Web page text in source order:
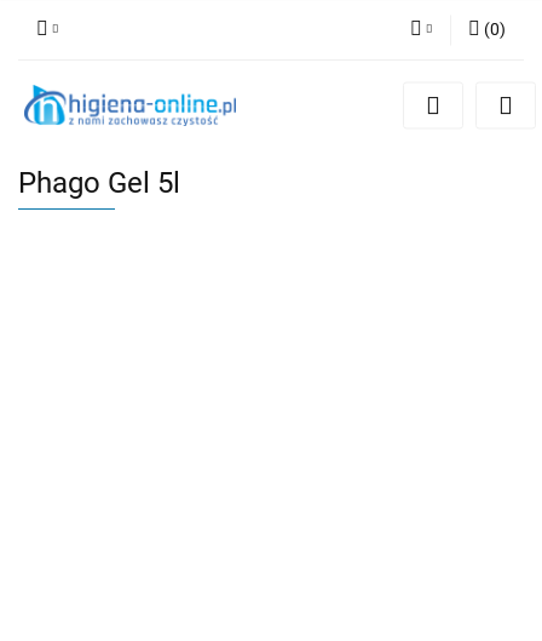
Zaloguj się
(0)
Phago Gel 5l